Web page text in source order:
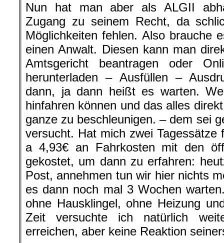
Nun hat man aber als ALGII
Zugang zu seinem Recht, da
Möglichkeiten fehlen. Also brauche
einen Anwalt. Diesen kann man
Amtsgericht beantragen oder
herunterladen – Ausfüllen –
dann, ja dann heißt es warten.
hinfahren können und das alles
ganze zu beschleunigen. – dem sei
versucht. Hat mich zwei Tagessätze
a 4,93€ an Fahrkosten mit den
gekostet, um dann zu erfahren:
Post, annehmen tun wir hier nichts
es dann noch mal 3 Wochen
ohne Hausklingel, ohne Heizung
Zeit versuchte ich natürlich
erreichen, aber keine Reaktion